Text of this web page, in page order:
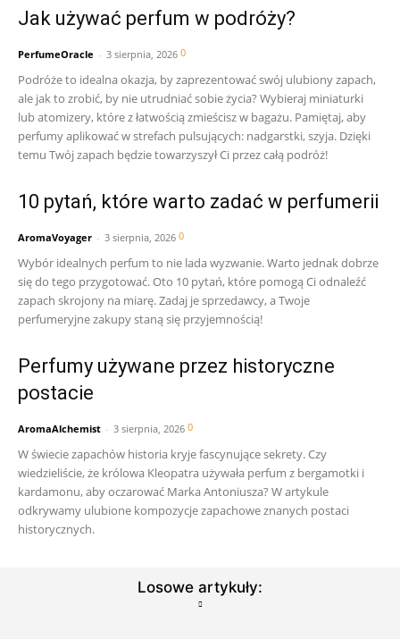
Jak używać perfum w podróży?
PerfumeOracle - 3 sierpnia, 2026 0
Podróże to idealna okazja, by zaprezentować swój ulubiony zapach,
ale jak to zrobić, by nie utrudniać sobie życia? Wybieraj miniaturki
lub atomizery, które z łatwością zmieścisz w bagażu. Pamiętaj, aby
perfumy aplikować w strefach pulsujących: nadgarstki, szyja. Dzięki
temu Twój zapach będzie towarzyszył Ci przez całą podróż!
10 pytań, które warto zadać w perfumerii
AromaVoyager - 3 sierpnia, 2026 0
Wybór idealnych perfum to nie lada wyzwanie. Warto jednak dobrze
się do tego przygotować. Oto 10 pytań, które pomogą Ci odnaleźć
zapach skrojony na miarę. Zadaj je sprzedawcy, a Twoje
perfumeryjne zakupy staną się przyjemnością!
Perfumy używane przez historyczne
postacie
AromaAlchemist - 3 sierpnia, 2026 0
W świecie zapachów historia kryje fascynujące sekrety. Czy
wiedzieliście, że królowa Kleopatra używała perfum z bergamotki i
kardamonu, aby oczarować Marka Antoniusza? W artykule
odkrywamy ulubione kompozycje zapachowe znanych postaci
historycznych.
Losowe artykuły: